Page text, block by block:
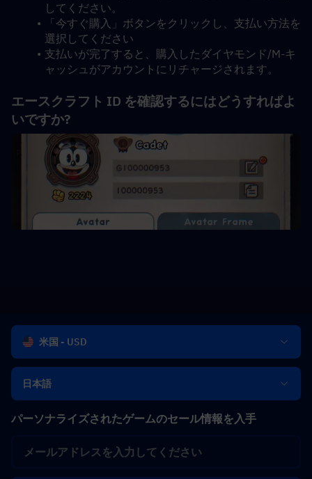
してください。
「今すぐ購入」ボタンをクリックし、支払い方法を
選択してください
支払いが完了すると、購入したダイヤモンド/M-キ
ャッシュがアカウントにリチャージされます。
エースクラフト ID を確認するにはどうすればよ
いですか?
米国 - USD
日本語
パーソナライズされたゲームのセール情報を入手